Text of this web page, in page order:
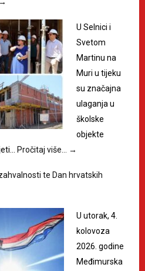
U Selnici i
Svetom
Martinu na
Muri u tijeku
su značajna
ulaganja u
školske
objekte
Pročitaj više… →
te Dan hrvatskih
U utorak, 4.
kolovoza
2026. godine
Međimurska